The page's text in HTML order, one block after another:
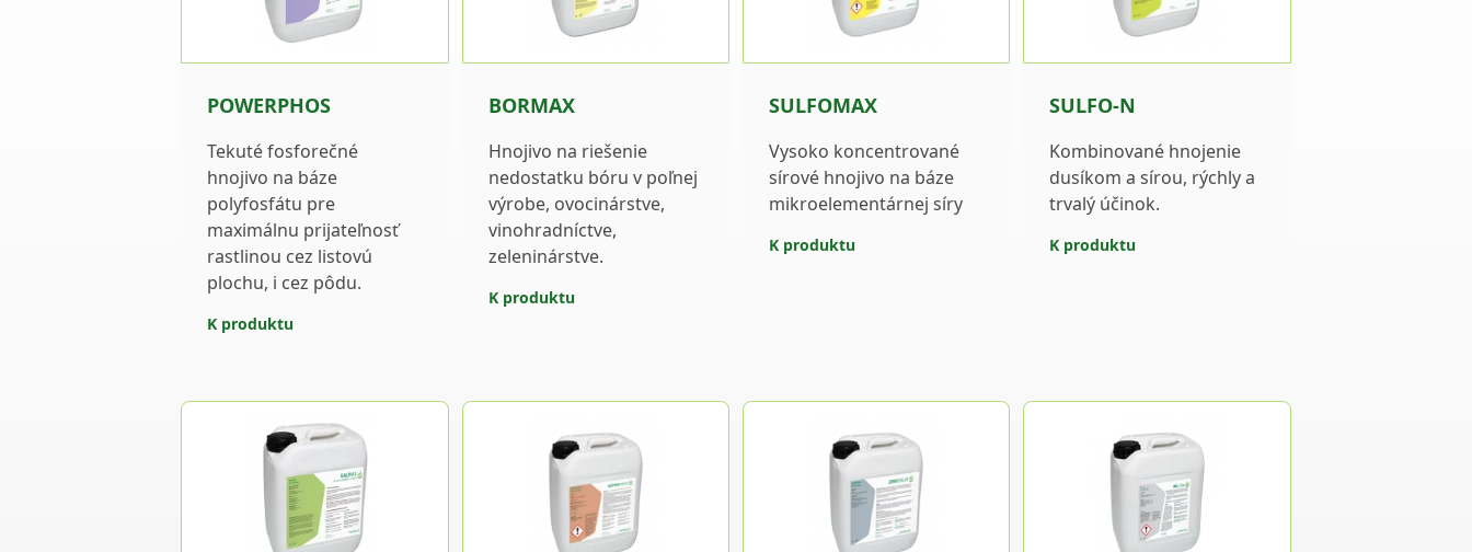
POWERPHOS
Tekuté fosforečné
hnojivo na báze
polyfosfátu pre
maximálnu prijateľnosť
rastlinou cez listovú
plochu, i cez pôdu.
K produktu
BORMAX
Hnojivo na riešenie
nedostatku bóru v poľnej
výrobe, ovocinárstve,
vinohradníctve,
zeleninárstve.
K produktu
SULFOMAX
Vysoko koncentrované
sírové hnojivo na báze
mikroelementárnej síry
K produktu
SULFO-N
Kombinované hnojenie
dusíkom a sírou, rýchly a
trvalý účinok.
K produktu